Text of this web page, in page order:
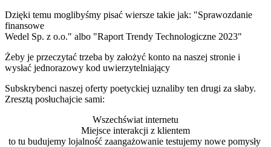
Dzięki temu moglibyśmy pisać wiersze takie jak: "Sprawozdanie
finansowe
Wedel Sp. z o.o." albo "Raport Trendy Technologiczne 2023"
Żeby je przeczytać trzeba by założyć konto na naszej stronie i
wysłać jednorazowy kod uwierzytelniający
Subskrybenci naszej oferty poetyckiej uznaliby ten drugi za słaby.
Zresztą posłuchajcie sami:
Wszechświat internetu
Miejsce interakcji z klientem
to tu budujemy lojalność zaangażowanie testujemy nowe pomysły